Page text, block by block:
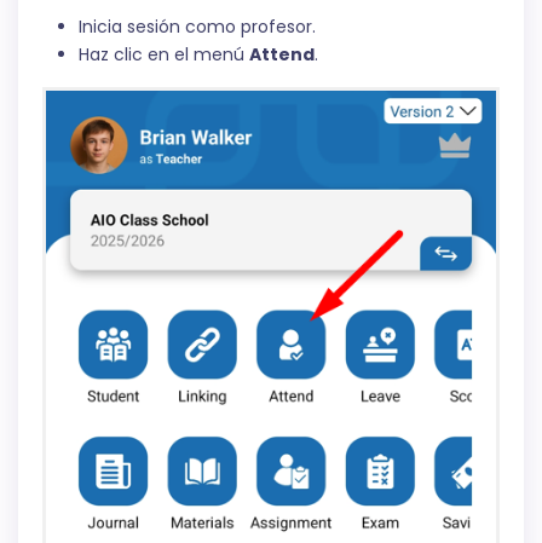
Inicia sesión como profesor.
Haz clic en el menú Attend.